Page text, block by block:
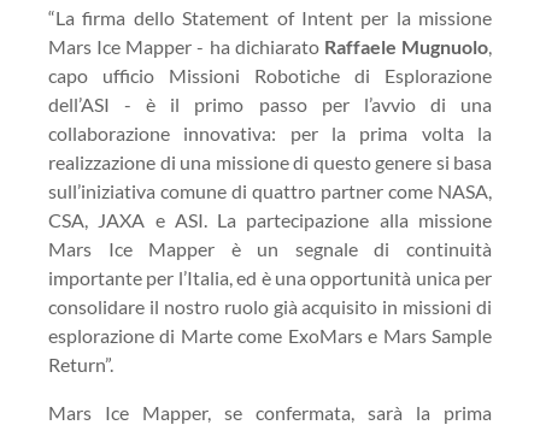
“La firma dello Statement of Intent per la missione
Mars Ice Mapper - ha dichiarato Raffaele Mugnuolo,
capo ufficio Missioni Robotiche di Esplorazione
dell’ASI - è il primo passo per l’avvio di una
collaborazione innovativa: per la prima volta la
realizzazione di una missione di questo genere si basa
sull’iniziativa comune di quattro partner come NASA,
CSA, JAXA e ASI. La partecipazione alla missione
Mars Ice Mapper è un segnale di continuità
importante per l’Italia, ed è una opportunità unica per
consolidare il nostro ruolo già acquisito in missioni di
esplorazione di Marte come ExoMars e Mars Sample
Return”.
Mars Ice Mapper, se confermata, sarà la prima